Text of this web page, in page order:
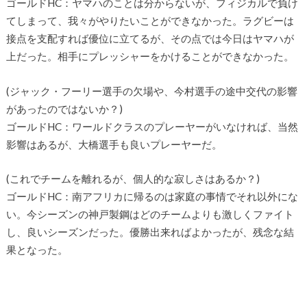
ゴールドHC：ヤマハのことは分からないが、フィジカルで負け
てしまって、我々がやりたいことができなかった。ラグビーは
接点を支配すれば優位に立てるが、その点では今日はヤマハが
上だった。相手にプレッシャーをかけることができなかった。
(ジャック・フーリー選手の欠場や、今村選手の途中交代の影響
があったのではないか？)
ゴールドHC：ワールドクラスのプレーヤーがいなければ、当然
影響はあるが、大橋選手も良いプレーヤーだ。
(これでチームを離れるが、個人的な寂しさはあるか？)
ゴールドHC：南アフリカに帰るのは家庭の事情でそれ以外にな
い。今シーズンの神戸製鋼はどのチームよりも激しくファイト
し、良いシーズンだった。優勝出来ればよかったが、残念な結
果となった。